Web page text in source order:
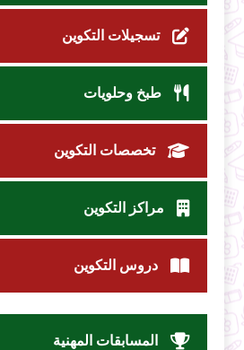
تسجيلات التكوين
طبخ وحلويات
تخصصات التكوين
مراكز التكوين
دروس التكوين
المسابقات المهنية